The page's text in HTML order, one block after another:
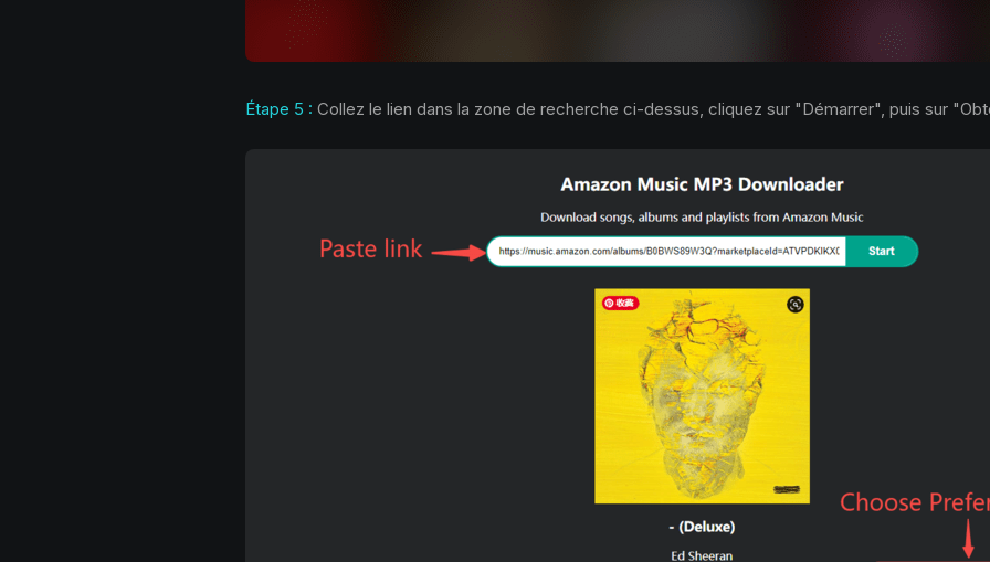
Étape 5 : Collez le lien dans la zone de recherche ci-dessus, cliquez sur "Démarrer", puis sur